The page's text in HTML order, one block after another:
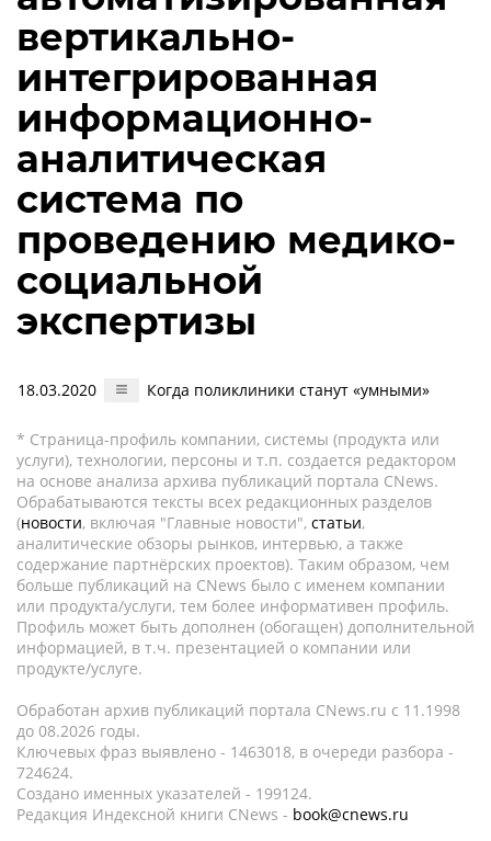
вертикально-
интегрированная
информационно-
аналитическая
система по
проведению медико-
социальной
экспертизы
18.03.2020 Когда поликлиники станут «умными»
* Страница-профиль компании, системы (продукта или
услуги), технологии, персоны и т.п. создается редактором
на основе анализа архива публикаций портала CNews.
Обрабатываются тексты всех редакционных разделов
(новости, включая "Главные новости", статьи,
аналитические обзоры рынков, интервью, а также
содержание партнёрских проектов). Таким образом, чем
больше публикаций на CNews было с именем компании
или продукта/услуги, тем более информативен профиль.
Профиль может быть дополнен (обогащен) дополнительной
информацией, в т.ч. презентацией о компании или
продукте/услуге.
Обработан архив публикаций портала CNews.ru c 11.1998
до 08.2026 годы.
Ключевых фраз выявлено - 1463018, в очереди разбора -
724624.
Создано именных указателей - 199124.
Редакция Индексной книги CNews - book@cnews.ru